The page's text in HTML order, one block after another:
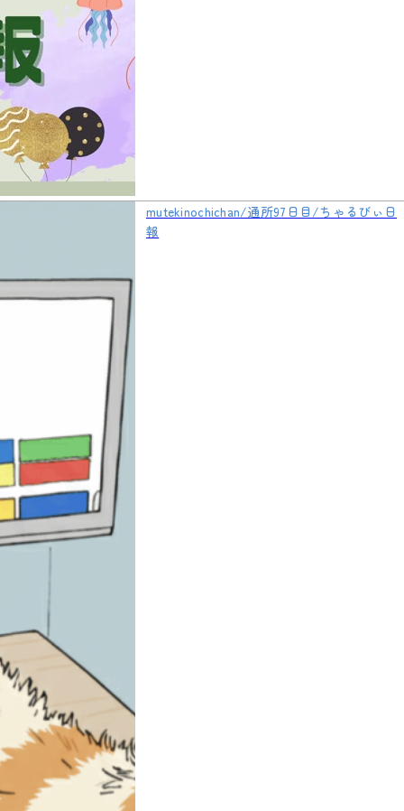
mutekinochichan/通所97日目/ちゃるびぃ日
報